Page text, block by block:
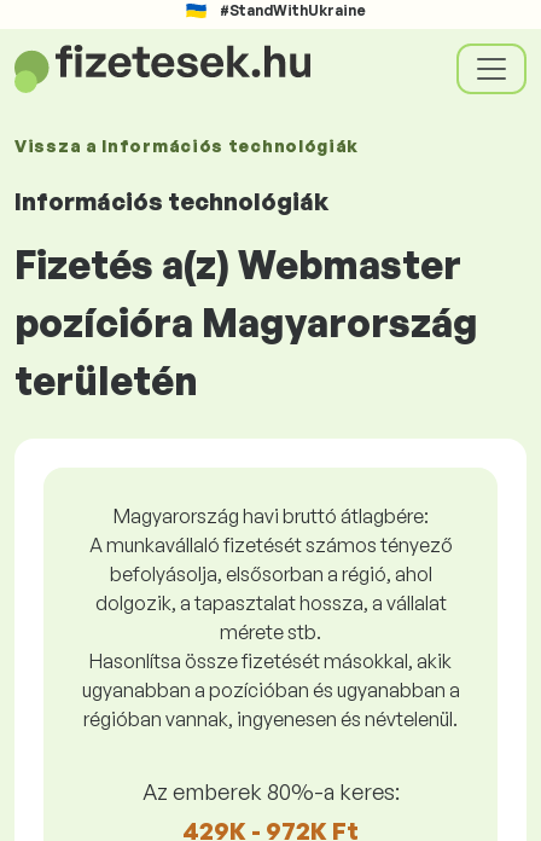
#StandWithUkraine
Vissza a Információs technológiák
Információs technológiák
Fizetés a(z) Webmaster
pozícióra Magyarország
területén
Magyarország havi bruttó átlagbére:
A munkavállaló fizetését számos tényező
befolyásolja, elsősorban a régió, ahol
dolgozik, a tapasztalat hossza, a vállalat
mérete stb.
Hasonlítsa össze fizetését másokkal, akik
ugyanabban a pozícióban és ugyanabban a
régióban vannak, ingyenesen és névtelenül.
Az emberek 80%-a keres:
429K - 972K Ft